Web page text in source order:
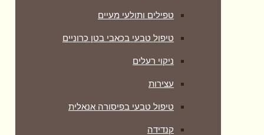
טפילים ותולעי מעיים
טיפול טבעי בכאבי בטן כרוניים
ניקוי רעלים
עצירות
טיפול טבעי בפיסורה אנאלית
קנדידה